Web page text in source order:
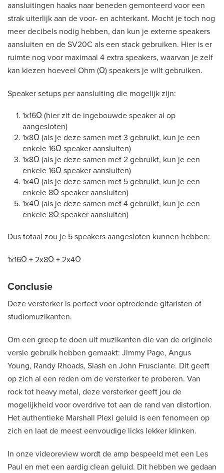
aansluitingen haaks naar beneden gemonteerd voor een
strak uiterlijk aan de voor- en achterkant. Mocht je toch nog
meer decibels nodig hebben, dan kun je externe speakers
aansluiten en de SV20C als een stack gebruiken. Hier is er
ruimte nog voor maximaal 4 extra speakers, waarvan je zelf
kan kiezen hoeveel Ohm (Ω) speakers je wilt gebruiken.
Speaker setups per aansluiting die mogelijk zijn:
1x16Ω (hier zit de ingebouwde speaker al op
aangesloten)
1x8Ω (als je deze samen met 3 gebruikt, kun je een
enkele 16Ω speaker aansluiten)
1x8Ω (als je deze samen met 2 gebruikt, kun je een
enkele 16Ω speaker aansluiten)
1x4Ω (als je deze samen met 5 gebruikt, kun je een
enkele 8Ω speaker aansluiten)
1x4Ω (als je deze samen met 4 gebruikt, kun je een
enkele 8Ω speaker aansluiten)
Dus totaal zou je 5 speakers aangesloten kunnen hebben:
1x16Ω + 2x8Ω + 2x4Ω
Conclusie
Deze versterker is perfect voor optredende gitaristen of
studiomuzikanten.
Om een greep te doen uit muzikanten die van de originele
versie gebruik hebben gemaakt: Jimmy Page, Angus
Young, Randy Rhoads, Slash en John Frusciante. Dit geeft
op zich al een reden om de versterker te proberen. Van
rock tot heavy metal, deze versterker geeft jou de
mogelijkheid voor overdrive tot aan de rand van distortion.
Het authentieke Marshall Plexi geluid is een fenomeen op
zich en laat de meest eenvoudige licks lekker klinken.
In onze videoreview wordt de amp bespeeld met een Les
Paul en met een aardig clean geluid. Dit hebben we gedaan